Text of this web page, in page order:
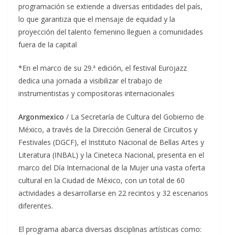
programación se extiende a diversas entidades del país,
lo que garantiza que el mensaje de equidad y la
proyección del talento femenino lleguen a comunidades
fuera de la capital
*En el marco de su 29.ª edición, el festival Eurojazz
dedica una jornada a visibilizar el trabajo de
instrumentistas y compositoras internacionales
Argonmexico / La Secretaría de Cultura del Gobierno de
México, a través de la Dirección General de Circuitos y
Festivales (DGCF), el Instituto Nacional de Bellas Artes y
Literatura (INBAL) y la Cineteca Nacional, presenta en el
marco del Día Internacional de la Mujer una vasta oferta
cultural en la Ciudad de México, con un total de 60
actividades a desarrollarse en 22 recintos y 32 escenarios
diferentes.
El programa abarca diversas disciplinas artísticas como: